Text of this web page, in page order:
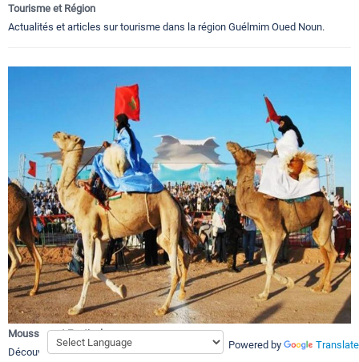
Tourisme et Région
Actualités et articles sur tourisme dans la région Guélmim Oued Noun.
Moussem et Festivals
Découvrir les Moussem et Festivals de la région Guelmim Oued Nous
Powered by Translate